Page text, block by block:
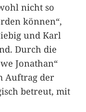
nicht so
können“,
und Karl
Durch die
Jonathan“
Auftrag der
betreut, mit